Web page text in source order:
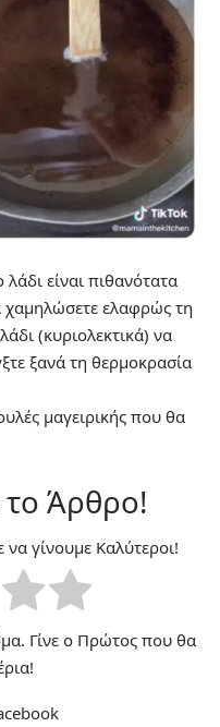
είναι πιθανότατα
ελαφρώς τη
(κυριολεκτικά) να
ξανά τη θερμοκρασία
μαγειρικής που θα
Άρθρο!
γίνουμε Καλύτεροι!
Γίνε ο Πρώτος που θα